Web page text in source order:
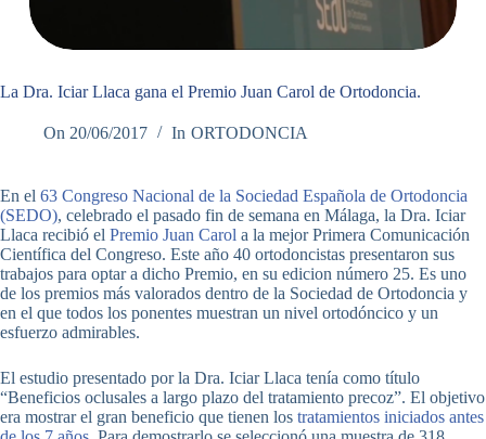
La Dra. Iciar Llaca gana el Premio Juan Carol de Ortodoncia.
On 20/06/2017 In ORTODONCIA
En el 63 Congreso Nacional de la Sociedad Española de Ortodoncia
(SEDO), celebrado el pasado fin de semana en Málaga, la Dra. Iciar
Llaca recibió el Premio Juan Carol a la mejor Primera Comunicación
Científica del Congreso. Este año 40 ortodoncistas presentaron sus
trabajos para optar a dicho Premio, en su edicion número 25. Es uno
de los premios más valorados dentro de la Sociedad de Ortodoncia y
en el que todos los ponentes muestran un nivel ortodóncico y un
esfuerzo admirables.
El estudio presentado por la Dra. Iciar Llaca tenía como título
“Beneficios oclusales a largo plazo del tratamiento precoz”. El objetivo
era mostrar el gran beneficio que tienen los tratamientos iniciados antes